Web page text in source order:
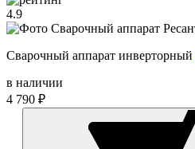
4.9
Сварочный аппарат инверторный
в наличии
4 790 ₽